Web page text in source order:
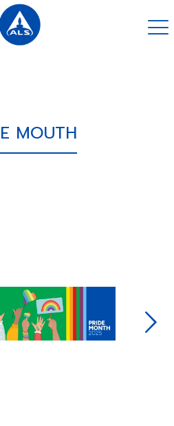
MOUTH
Next